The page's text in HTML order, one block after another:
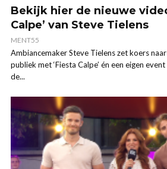
Bekijk hier de nieuwe
Calpe’ van Steve Tielens
MENT55
Ambiancemaker Steve Tielens zet koers
publiek met ‘Fiesta Calpe’ én een eigen
de...